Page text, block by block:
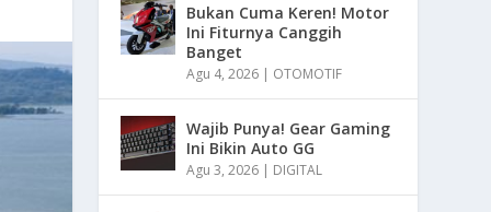
Bukan Cuma Keren! Motor
Ini Fiturnya Canggih
Banget
Agu 4, 2026 | OTOMOTIF
Wajib Punya! Gear Gaming
Ini Bikin Auto GG
Agu 3, 2026 | DIGITAL